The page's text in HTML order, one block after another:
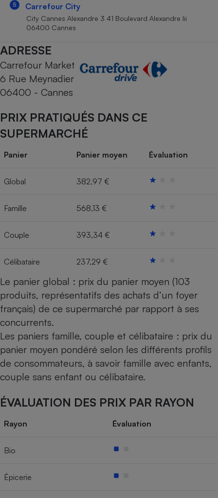
5 Carrefour City
City Cannes Alexandre 3 41 Boulevard Alexandre Iii
06400 Cannes
ADRESSE
Carrefour Market
6 Rue Meynadier
06400 - Cannes
PRIX PRATIQUÉS DANS CE
SUPERMARCHÉ
Panier Panier moyen Évaluation
Global 382,97 €
Famille 568,13 €
Couple 393,34 €
Célibataire 237,29 €
Le panier global : prix du panier moyen (103
produits, représentatifs des achats d’un foyer
français) de ce supermarché par rapport à ses
concurrents.
Les paniers famille, couple et célibataire : prix du
panier moyen pondéré selon les différents profils
de consommateurs, à savoir famille avec enfants,
couple sans enfant ou célibataire.
ÉVALUATION DES PRIX PAR RAYON
Rayon Évaluation
Bio
Épicerie
Cafetière à expressos
Robot ménager